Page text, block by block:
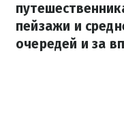
пейзажи и
очередей и за